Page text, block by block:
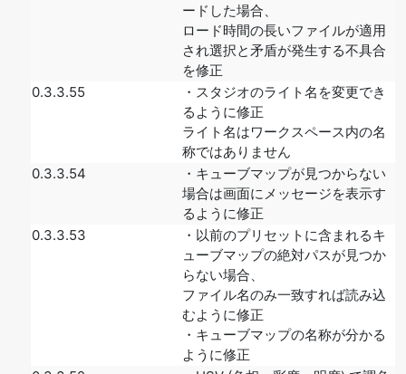
ードした場合、
ロード時間の長いファイルが適用
され選択と矛盾が発生する不具合
を修正
0.3.3.55
・スタジオのライト名を変更でき
るように修正
ライト名はワークスペース内の名
称ではありません
0.3.3.54
・キューブマップが見つからない
場合は画面にメッセージを表示す
るように修正
0.3.3.53
・以前のプリセットに含まれるキ
ューブマップの絶対パスが見つか
らない場合、
ファイル名のみ一致すれば読み込
むように修正
・キューブマップの名称が分かる
ように修正